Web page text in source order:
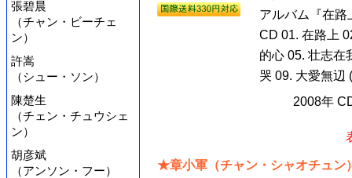
張碧晨
（チャン・ビーチェ
ン）
許嵩
（シュー・ソン）
陳楚生
（チェン・チュウシェ
ン）
胡彦斌
（アンソン・フー）
アルバム『在
CD 01. 在路上
的心 05. 壮志在
哭 09. 大愛無辺
2008年
★章小軍（チャン・シャオチュン